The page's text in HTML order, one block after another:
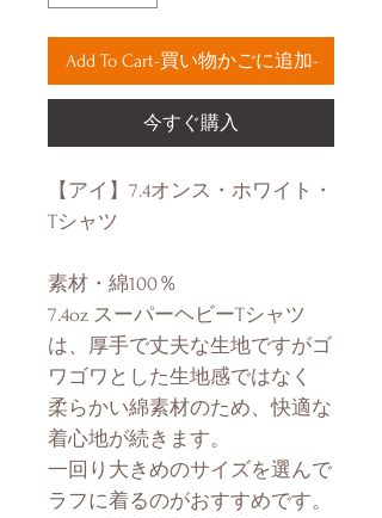
Add To Cart-買い物かごに追加-
今すぐ購入
【アイ】7.4オンス・ホワイト・
Tシャツ
素材・綿100％
7.4oz スーパーヘビーTシャツ
は、厚手で丈夫な生地ですがゴ
ワゴワとした生地感ではなく
柔らかい綿素材のため、快適な
着心地が続きます。
一回り大きめのサイズを選んで
ラフに着るのがおすすめです。